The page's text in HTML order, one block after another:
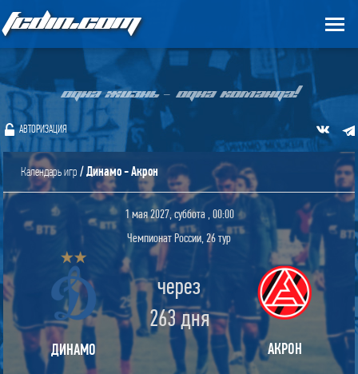
FCDIN.COM
ОДНА ЖИЗНЬ – ОДНА КОМАНДА!
АВТОРИЗАЦИЯ
Календарь игр / Динамо - Акрон
1 мая 2027, суббота , 00:00
Чемпионат России, 26 тур
ДИНАМО
через
263 дня
АКРОН